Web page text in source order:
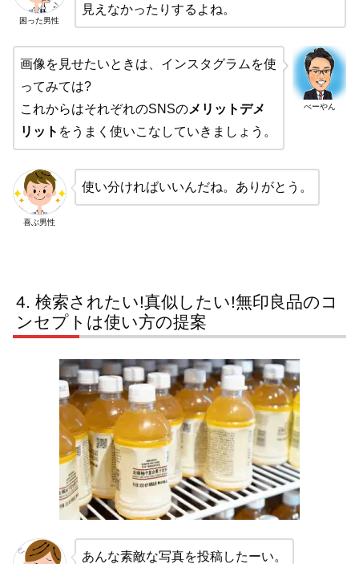
困った男性
見えなかったりするよね。
べーやん
画像を見せたいときは、インスタグラムを使
ってみては?
これからはそれぞれのSNSのメリットデメ
リット をうまく使いこなしていきましょう。
喜ぶ男性
使い分ければいいんだね。ありがとう。
検索されたい!真似したい!無印良品のコ
ンセプトは使い方の提案
あんな素敵な写真を投稿したーい。